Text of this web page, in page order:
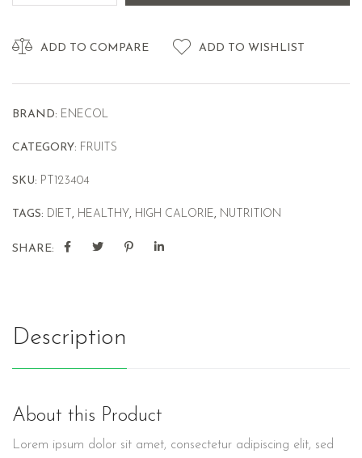
ADD TO COMPARE ADD TO WISHLIST
BRAND: ENECOL
CATEGORY: FRUITS
SKU: PT123404
TAGS: DIET , HEALTHY, HIGH CALORIE, NUTRITION
SHARE:
Description
About this Product
Lorem ipsum dolor sit amet, consectetur adipiscing elit, sed